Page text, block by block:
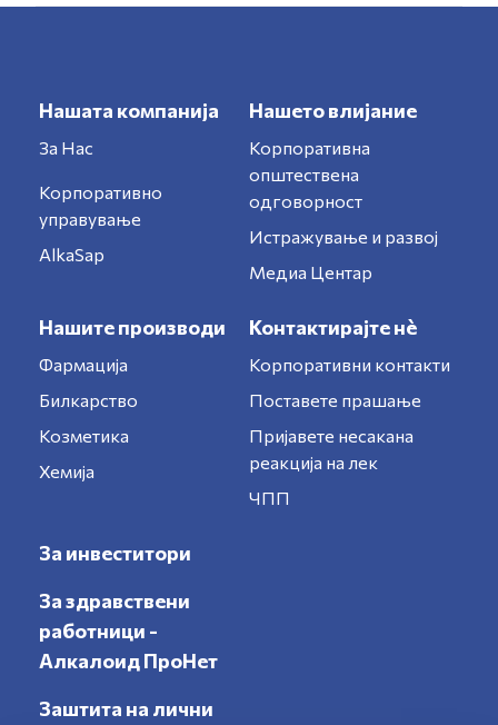
Нашата компанија
За Нас
Корпоративно
управување
AlkaSap
Нашето влијание
Корпоративна
општествена
одговорност
Истражување и развој
Медиа Центар
Нашите производи
Фармација
Билкарство
Козметика
Хемија
Контактирајте нè
Корпоративни контакти
Поставете прашање
Пријавете несакана
реакција на лек
ЧПП
За инвеститори
За здравствени
работници -
Алкалоид ПроНет
Заштита на лични